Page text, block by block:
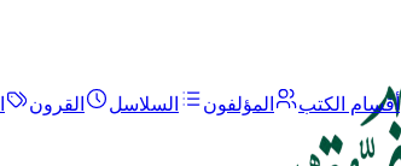
أقسام الكتب المؤلفون السلاسل القرون